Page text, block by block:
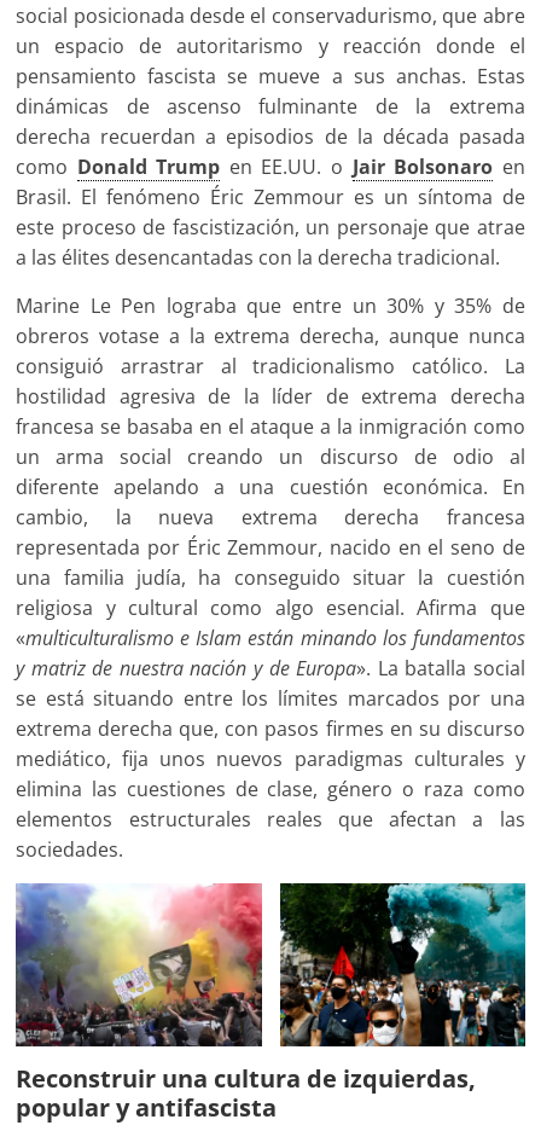
social posicionada desde el conservadurismo, que abre
un espacio de autoritarismo y reacción donde el
pensamiento fascista se mueve a sus anchas. Estas
dinámicas de ascenso fulminante de la extrema
derecha recuerdan a episodios de la década pasada
como Donald Trump en EE.UU. o Jair Bolsonaro en
Brasil. El fenómeno Éric Zemmour es un síntoma de
este proceso de fascistización, un personaje que atrae
a las élites desencantadas con la derecha tradicional.
Marine Le Pen lograba que entre un 30% y 35% de
obreros votase a la extrema derecha, aunque nunca
consiguió arrastrar al tradicionalismo católico. La
hostilidad agresiva de la líder de extrema derecha
francesa se basaba en el ataque a la inmigración como
un arma social creando un discurso de odio al
diferente apelando a una cuestión económica. En
cambio, la nueva extrema derecha francesa
representada por Éric Zemmour, nacido en el seno de
una familia judía, ha conseguido situar la cuestión
religiosa y cultural como algo esencial. Afirma que
«multiculturalismo e Islam están minando los fundamentos
y matriz de nuestra nación y de Europa». La batalla social
se está situando entre los límites marcados por una
extrema derecha que, con pasos firmes en su discurso
mediático, fija unos nuevos paradigmas culturales y
elimina las cuestiones de clase, género o raza como
elementos estructurales reales que afectan a las
sociedades.
Reconstruir una cultura de izquierdas,
popular y antifascista